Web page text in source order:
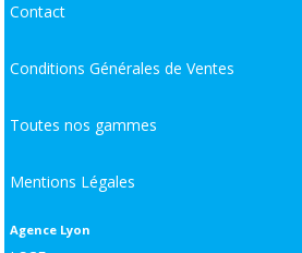
Contact
Conditions Générales de Ventes
Toutes nos gammes
Mentions Légales
Agence Lyon